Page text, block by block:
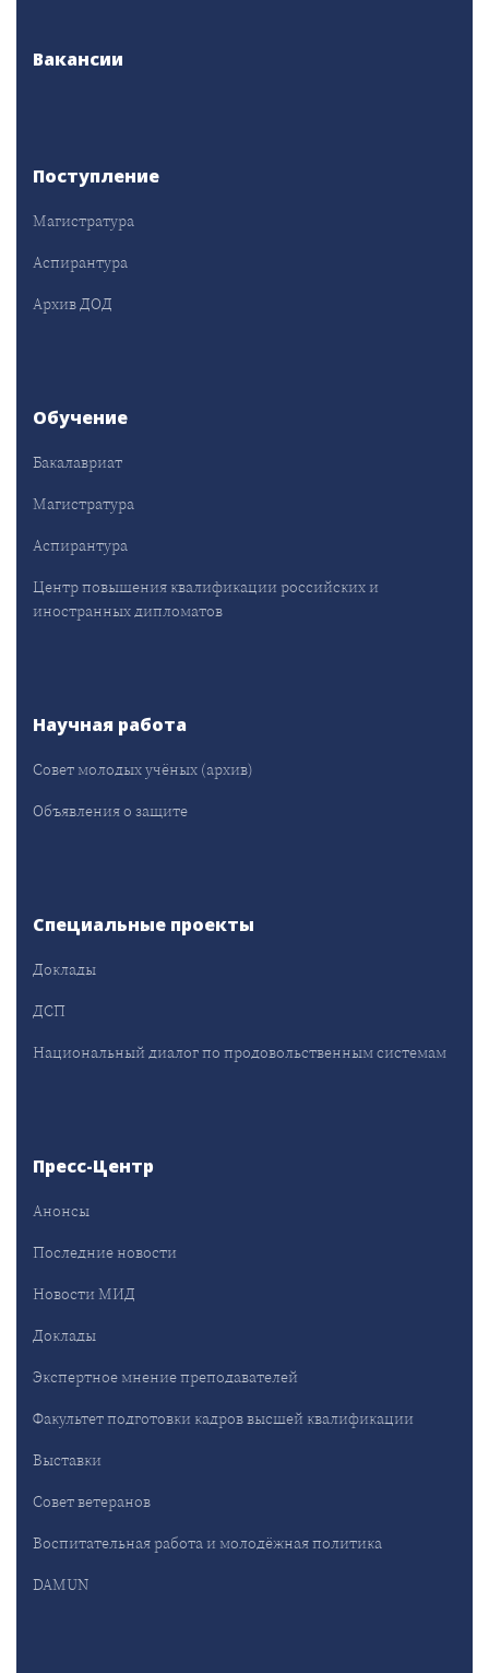
Вакансии
Поступление
Магистратура
Аспирантура
Архив ДОД
Обучение
Бакалавриат
Магистратура
Аспирантура
Центр повышения квалификации российских и
иностранных дипломатов
Научная работа
Совет молодых учёных (архив)
Объявления о защите
Специальные проекты
Доклады
ДСП
Национальный диалог по продовольственным системам
Пресс-Центр
Анонсы
Последние новости
Новости МИД
Доклады
Экспертное мнение преподавателей
Факультет подготовки кадров высшей квалификации
Выставки
Совет ветеранов
Воспитательная работа и молодёжная политика
DAMUN